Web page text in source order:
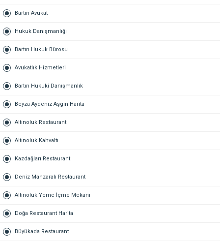
Bartın Avukat
Hukuk Danışmanlığı
Bartın Hukuk Bürosu
Avukatlık Hizmetleri
Bartın Hukuki Danışmanlık
Beyza Aydeniz Aşgın Harita
Altınoluk Restaurant
Altınoluk Kahvaltı
Kazdağları Restaurant
Deniz Manzaralı Restaurant
Altınoluk Yeme İçme Mekanı
Doğa Restaurant Harita
Büyükada Restaurant